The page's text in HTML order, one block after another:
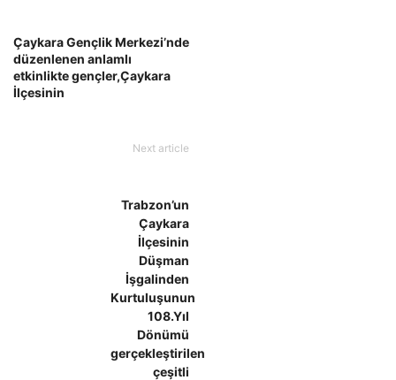
Çaykara Gençlik Merkezi’nde
düzenlenen anlamlı
etkinlikte gençler,Çaykara
İlçesinin
Next article
Trabzon’un
Çaykara
İlçesinin
Düşman
İşgalinden
Kurtuluşunun
108.Yıl
Dönümü
gerçekleştirilen
çeşitli